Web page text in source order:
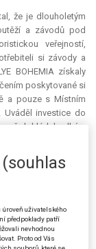
že je dlouholetým
a závodů pod
veřejností,
si závody a
BOHEMIAzískaly
poskytované si
a pouze s Místním
Uváděl investice do
, což dokládal velkým
BOHEMIA
je v České
spojováno s
zveřejněným a
a služeb (třídy
motoristického
úroveň uživatelského
předpoklady patří
nevhodnou
Proto od Vás